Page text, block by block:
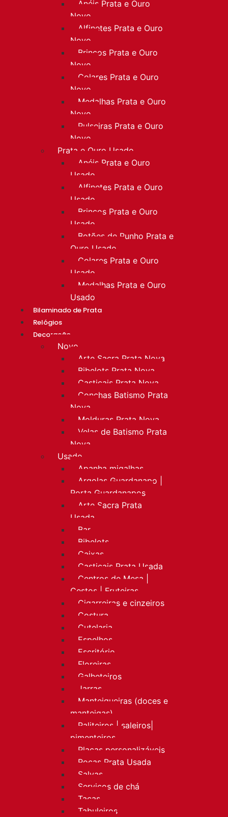
Anéis Prata e Ouro
Novo
Alfinetes Prata e Ouro
Novo
Brincos Prata e Ouro
Novo
Colares Prata e Ouro
Novo
Medalhas Prata e Ouro
Novo
Pulseiras Prata e Ouro
Novo
Prata e Ouro Usado
Anéis Prata e Ouro
Usado
Alfinetes Prata e Ouro
Usado
Brincos Prata e Ouro
Usado
Botões de Punho Prata e
Ouro Usado
Colares Prata e Ouro
Usado
Medalhas Prata e Ouro
Usado
Bilaminado de Prata
Relógios
Decoração
Novo
Arte Sacra Prata Nova
Bibelots Prata Nova
Castiçais Prata Nova
Conchas Batismo Prata
Nova
Molduras Prata Nova
Velas de Batismo Prata
Nova
Usado
Apanha migalhas
Argolas Guardanapo |
Porta Guardanapos
Arte Sacra Prata
Usada
Bar
Bibelots
Caixas
Castiçais Prata Usada
Centros de Mesa |
Cestos | Fruteiras
Cigarreiras e cinzeiros
Costura
Cutelaria
Espelhos
Escritório
Floreiras
Galheteiros
Jarras
Manteigueiras (doces e
manteigas)
Paliteiros | saleiros|
pimenteiros
Placas personalizáveis
Rocas Prata Usada
Salvas
Serviços de chá
Taças
Tabuleiros